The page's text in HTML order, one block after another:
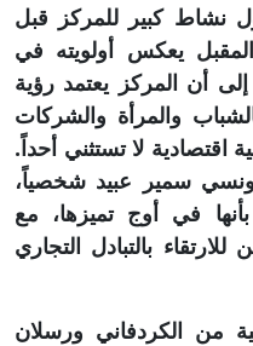
نشاط كبير للمركز قبل
يعكس أولويته في
أن المركز يعتمد رؤية
والمرأة والشركات
اقتصادية لا تستثني أحداً.
سمير عبيد شخصياً،
في أوج تميزها، مع
بالتبادل التجاري
من الكردفاني ورسلان